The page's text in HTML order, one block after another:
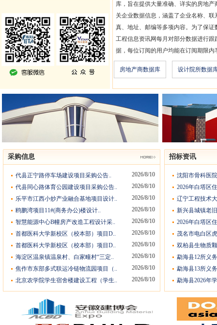
库，旨在提供大量准确、详实的房地
关企业数据信息，涵盖了企业名称、
真、地址、邮编等多项内容。为了保
工程信息资讯网每月对部分数据进行
据，每位订阅的用户均能在订阅期限内
房地产商数据库 设计院所数据
采购信息
代县正宁路停车场建设项目采购公告..
2026/8/10
代县同心路体育公园建设项目采购公告..
2026/8/10
乐平市江西小炒产业融合基地项目设计..
2026/8/10
鸥鹏湾项目11#(商务办公)楼设计..
2026/8/10
智慧能源中心B幢房产改造工程设计采..
2026/8/10
首都医科大学新校区（校本部）项目D..
2026/8/10
首都医科大学新校区（校本部）项目D..
2026/8/10
海淀区温泉镇温泉村、白家疃村“三定..
2026/8/10
焦作市东部多式联运冷链物流园项目（..
2026/8/10
北京农学院学生宿舍楼建设工程（学生..
2026/8/10
招标资讯
沈阳市骨科医
2026年白塔区
辽宁工程技术
新兴县城镇老
2026年白塔区
茂名市电白区
双柏县生物质
勐海县12所义
勐海县13所义
勐海县2026年